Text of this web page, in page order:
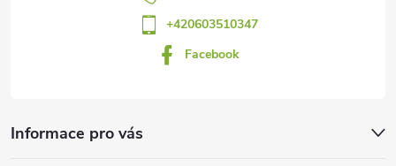
i
+420603510347
Facebook
Informace pro vás